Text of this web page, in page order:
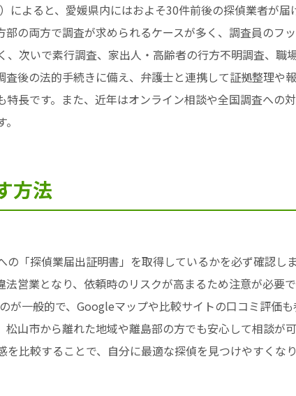
によると、愛媛県内にはおよそ30件前後の探偵業者が
の両方で調査が求められるケースが多く、調査員のフ
、次いで素行調査、家出人・高齢者の行方不明調査、
後の法的手続きに備え、弁護士と連携して証拠整理や
長です。また、近年はオンライン相談や全国調査への
方法
「探偵業届出証明書」を取得しているかを必ず確認
法営業となり、依頼時のリスクが高まるため注意が必要
が一般的で、Googleマップや比較サイトの口コミ評価
山市から離れた地域や離島部の方でも安心して相談が
比較することで、自分に最適な探偵を見つけやすくな